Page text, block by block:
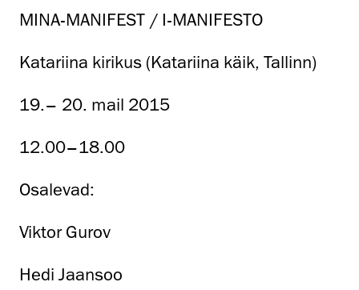
MINA-MANIFEST / I-MANIFESTO
Katariina kirikus (Katariina käik, Tallinn)
19.– 20. mail 2015
12.00–18.00
Osalevad:
Viktor Gurov
Hedi Jaansoo